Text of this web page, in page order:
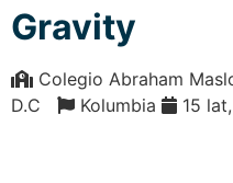
Gravity
Colegio Abraham
D.C
Kolumbia 15